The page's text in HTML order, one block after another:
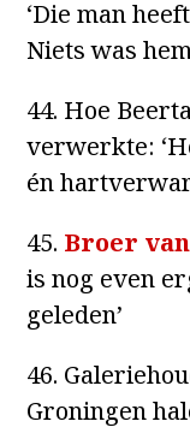
‘Die man
Niets was
44. Hoe
verwerkte:
én
45. Broer
is nog even
geleden’
46.
Groningen